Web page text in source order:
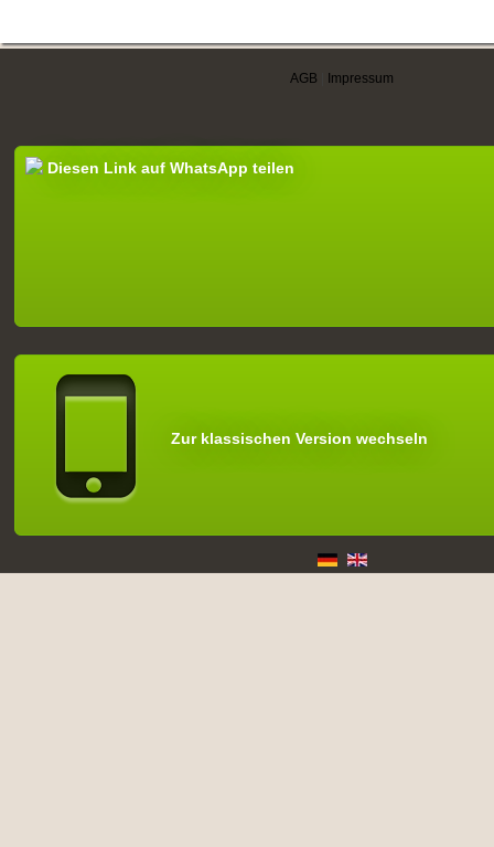
AGB Impressum
Diesen Link auf WhatsApp teilen
Zur klassischen Version wechseln